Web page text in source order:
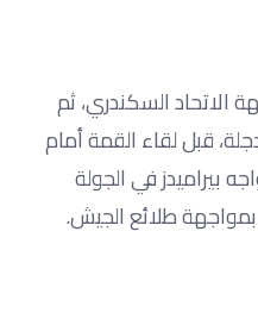
الاتحاد السكندري، ثم
قبل لقاء القمة أمام
بيراميدز في الجولة
بمواجهة طلائع الجيش.